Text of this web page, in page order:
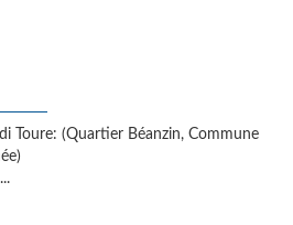
Toure: (Quartier Béanzin, Commune
...